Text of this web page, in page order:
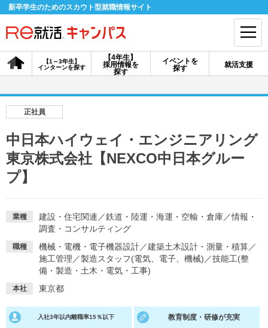
新卒学生のためのスカウト型就職情報サイト
【4年生】
採用情報を
探す
【1～3年生】
インターンを探す
イベントを
探す
就活支援
会員登録 ログイン
採用情報を探す
イベントを探す スカウト お知らせ
就活ノウハウ・サポート
就活支援
就活ノウハウが満載！ お役立ち記事・相談室など
正社員
中日本ハイウェイ・エンジニアリング
東京株式会社【NEXCO中日本グルー
プ】
業種 建設・住宅関連 ／鉄道・陸運・海運・空輸・倉庫／情報・
調査・コンサルティング
職種 機械・電機・電子機器設計／建築土木設計・測量・積算／
施工管理 ／製造スタッフ(電気、電子、機械) ／技能工(整
備・製造・土木・電気・工事)
本社 東京都
入社3年以内離職率15％以下 教育制度・研修が充実